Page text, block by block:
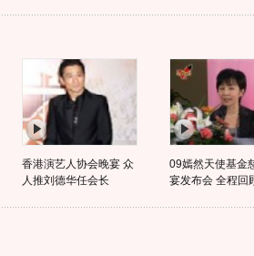
香港演艺人协会晚宴 众
人推刘德华任会长
09嫣然天使基金
宴发布会 全程回